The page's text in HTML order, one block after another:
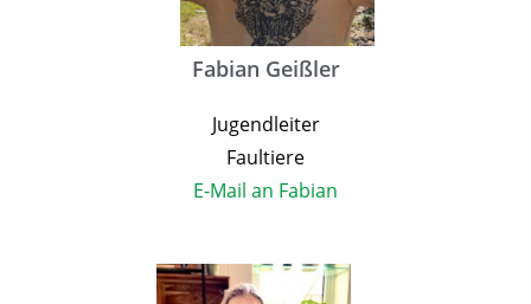
Fabian Geißler
Jugendleiter
Faultiere
E-Mail an Fabian